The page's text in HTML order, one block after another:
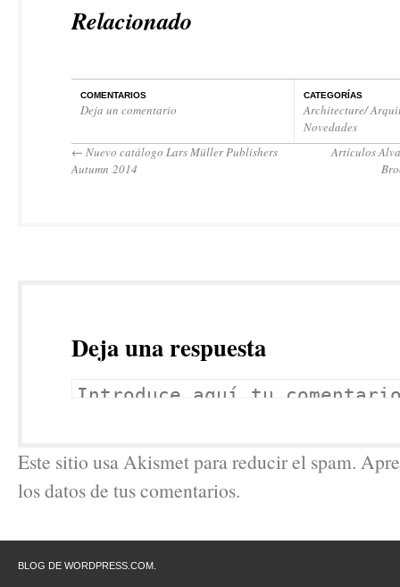
Relacionado
COMENTARIOS
Deja un comentario
CATEGORÍAS
Architecture/
Novedades
← Nuevo catálogo Lars Müller Publishers
Autumn 2014
Artículos
Deja una respuesta
Este sitio usa Akismet para reducir el spam.
los datos de tus comentarios.
BLOG DE WORDPRESS.COM.